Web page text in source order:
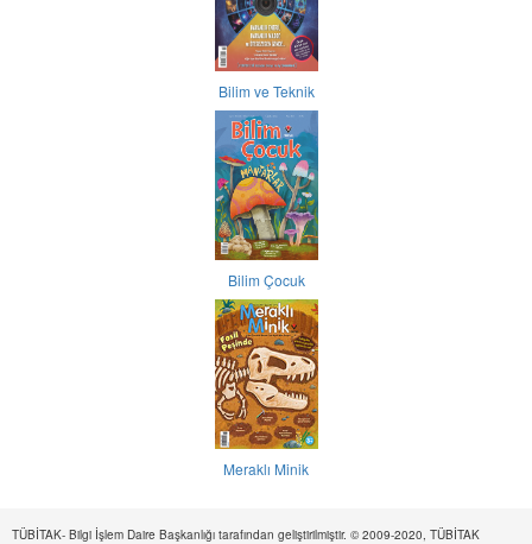
Bilim ve Teknik
Bilim Çocuk
Meraklı Minik
TÜBİTAK- Bilgi İşlem Daire Başkanlığı tarafından geliştirilmiştir. © 2009-2020, TÜBİTAK